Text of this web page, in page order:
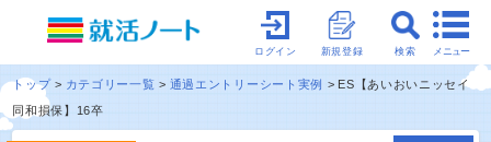
メニュー
検索
新規登録
ログイン
トップ カテゴリー一覧 通過エントリーシート実例
ES【あいおいニッセイ
同和損保】16卒